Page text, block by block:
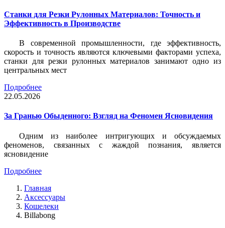
Станки для Резки Рулонных Материалов: Точность и
Эффективность в Производстве
В современной промышленности, где эффективность,
скорость и точность являются ключевыми факторами успеха,
станки для резки рулонных материалов занимают одно из
центральных мест
Подробнее
22.05.2026
За Гранью Обыденного: Взгляд на Феномен Ясновидения
Одним из наиболее интригующих и обсуждаемых
феноменов, связанных с жаждой познания, является
ясновидение
Подробнее
Главная
Аксессуары
Кошелеки
Billabong